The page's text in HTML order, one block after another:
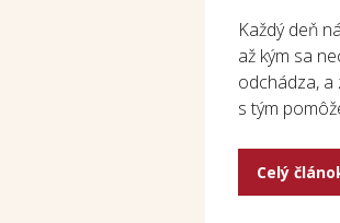
Každý deň
až kým sa
odchádza, a
s tým
Celý